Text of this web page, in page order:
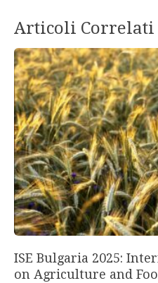
Articoli Correlati
ISE Bulgaria 2025:
on Agriculture and